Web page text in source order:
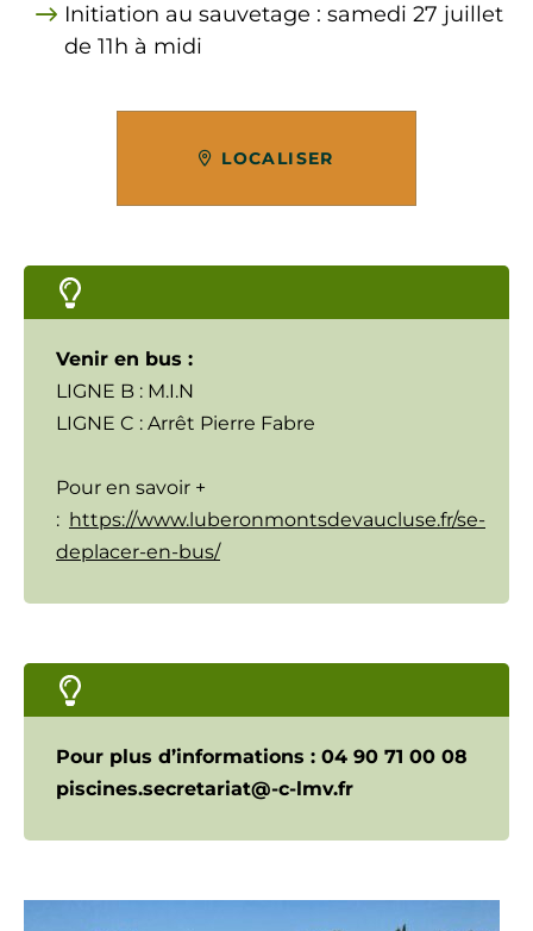
Initiation au sauvetage : samedi 27 juillet
de 11h à midi
LOCALISER
Venir en bus :
LIGNE B : M.I.N
LIGNE C : Arrêt Pierre Fabre
Pour en savoir +
: https://www.luberonmontsdevaucluse.fr/se-
deplacer-en-bus/
Pour plus d’informations : 04 90 71 00 08
piscines.secretariat@-c-lmv.fr